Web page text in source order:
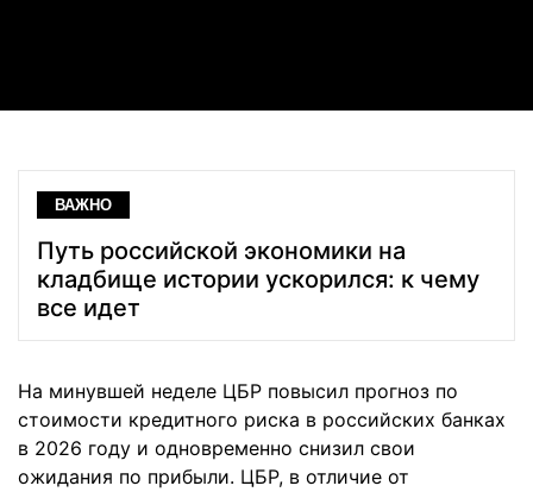
ВАЖНО
Путь российской экономики на
кладбище истории ускорился: к чему
все идет
На минувшей неделе ЦБР повысил прогноз по
стоимости кредитного риска в российских банках
в 2026 году и одновременно снизил свои
ожидания по прибыли. ЦБР, в отличие от